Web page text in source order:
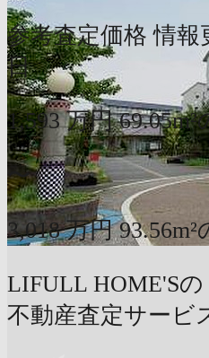
参考査定価格 情報
日
1,593 万円
〜
3,018 万円
LIFULL HOME'Sの
不動産査定サービ